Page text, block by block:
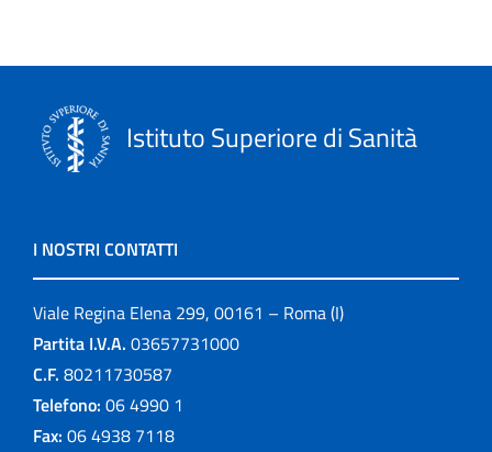
Istituto Superiore di Sanità
I NOSTRI CONTATTI
Viale Regina Elena 299, 00161 – Roma (I)
Partita I.V.A. 03657731000
C.F. 80211730587
Telefono: 06 4990 1
Fax: 06 4938 7118